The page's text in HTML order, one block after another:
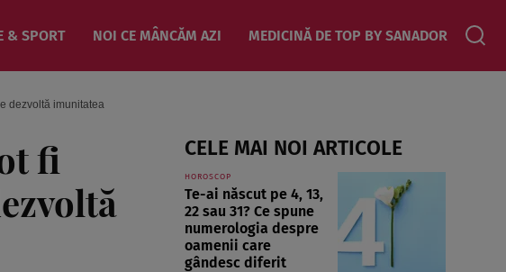
& SPORT NOI CE MÂNCĂM AZI MEDICINĂ DE TOP BY SANADOR
dezvoltă imunitatea
fi
CELE MAI NOI ARTICOLE
HOROSCOP
Te-ai născut pe 4, 13,
22 sau 31? Ce spune
numerologia despre
oamenii care
gândesc diferit